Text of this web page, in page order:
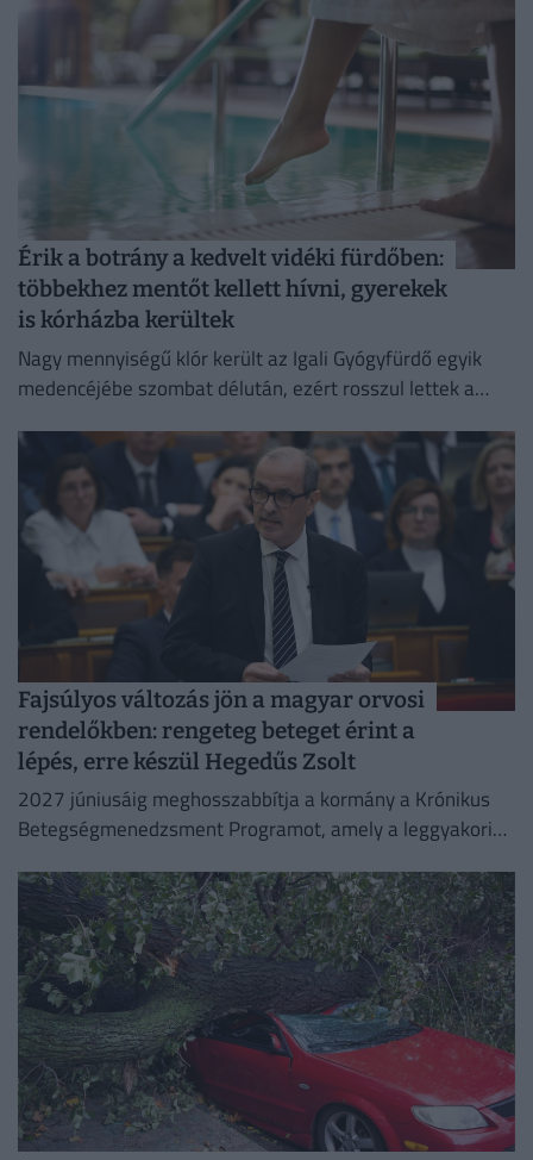
Érik a botrány a kedvelt vidéki fürdőben:
többekhez mentőt kellett hívni, gyerekek
is kórházba kerültek
Nagy mennyiségű klór került az Igali Gyógyfürdő egyik
medencéjébe szombat délután, ezért rosszul lettek a
Fajsúlyos változás jön a magyar orvosi
rendelőkben: rengeteg beteget érint a
lépés, erre készül Hegedűs Zsolt
2027 júniusáig meghosszabbítja a kormány a Krónikus
Betegségmenedzsment Programot, amely a leggyakoribb